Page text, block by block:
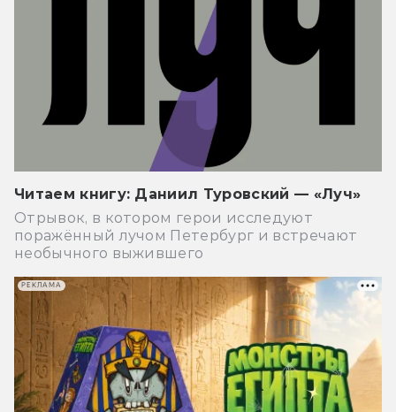
Читаем книгу: Даниил Туровский — «Луч»
Отрывок, в котором герои исследуют
поражённый лучом Петербург и встречают
необычного выжившего
РЕКЛАМА